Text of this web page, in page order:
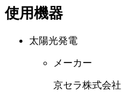
使用機器
太陽光発電
メーカー
京セラ株式会社